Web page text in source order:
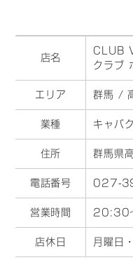
店名
CLUB
クラブ
エリア 群馬 /
業種 キャバ
住所 群馬県
電話番号 027-
営業時間 20:30
店休日 月曜日